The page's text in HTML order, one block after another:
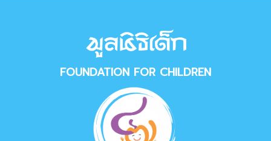
FOUNDATION FOR CHILDREN